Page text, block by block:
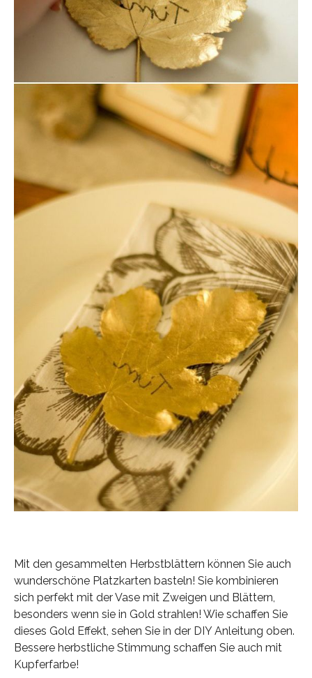
Mit den gesammelten Herbstblättern können Sie auch
wunderschöne Platzkarten basteln! Sie kombinieren
sich perfekt mit der Vase mit Zweigen und Blättern,
besonders wenn sie in Gold strahlen! Wie schaffen Sie
dieses Gold Effekt, sehen Sie in der DIY Anleitung oben.
Bessere herbstliche Stimmung schaffen Sie auch mit
Kupferfarbe!